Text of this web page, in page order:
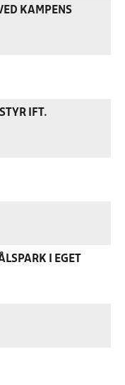
KAMPENS
IFT.
I EGET